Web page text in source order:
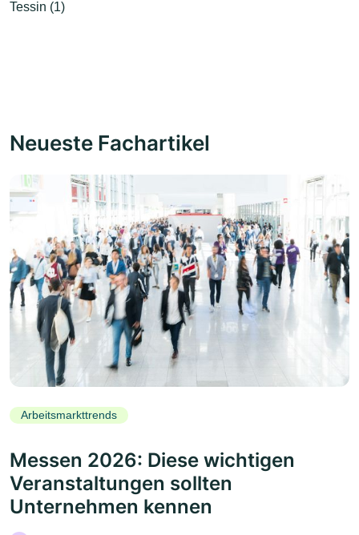
Tessin (1)
Neueste Fachartikel
Arbeitsmarkttrends
Messen 2026: Diese wichtigen
Veranstaltungen sollten
Unternehmen kennen